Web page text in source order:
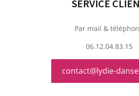
SERVICE
Par mail &
06.12.04.83.15
contact@lydie-